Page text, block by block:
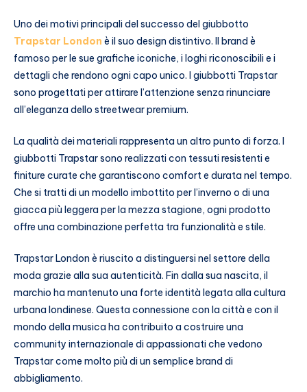
Uno dei motivi principali del successo del giubbotto
Trapstar London è il suo design distintivo. Il brand è
famoso per le sue grafiche iconiche, i loghi riconoscibili e i
dettagli che rendono ogni capo unico. I giubbotti Trapstar
sono progettati per attirare l’attenzione senza rinunciare
all’eleganza dello streetwear premium.
La qualità dei materiali rappresenta un altro punto di forza. I
giubbotti Trapstar sono realizzati con tessuti resistenti e
finiture curate che garantiscono comfort e durata nel tempo.
Che si tratti di un modello imbottito per l’inverno o di una
giacca più leggera per la mezza stagione, ogni prodotto
offre una combinazione perfetta tra funzionalità e stile.
Trapstar London è riuscito a distinguersi nel settore della
moda grazie alla sua autenticità. Fin dalla sua nascita, il
marchio ha mantenuto una forte identità legata alla cultura
urbana londinese. Questa connessione con la città e con il
mondo della musica ha contribuito a costruire una
community internazionale di appassionati che vedono
Trapstar come molto più di un semplice brand di
abbigliamento.